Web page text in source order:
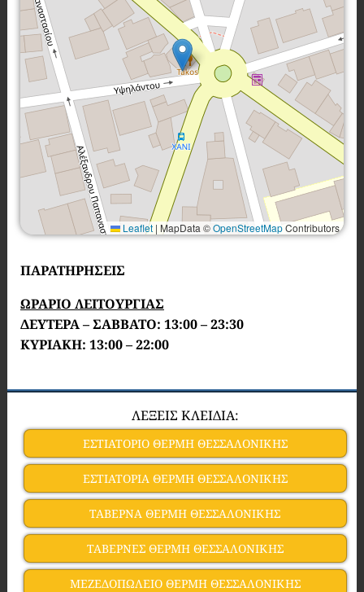
Leaflet | MapData ©OpenStreetMapContributors
ΠΑΡΑΤΗΡΗΣΕΙΣ
ΩΡΑΡΙΟ ΛΕΙΤΟΥΡΓΙΑΣ
ΔΕΥΤΕΡΑ – ΣΑΒΒΑΤΟ: 13:00 – 23:30
ΚΥΡΙΑΚΗ: 13:00 – 22:00
ΛΕΞΕΙΣ ΚΛΕΙΔΙΑ:
ΕΣΤΙΑΤΟΡΙΟ ΘΕΡΜΗ ΘΕΣΣΑΛΟΝΙΚΗΣ
ΕΣΤΙΑΤΟΡΙΑ ΘΕΡΜΗ ΘΕΣΣΑΛΟΝΙΚΗΣ
ΤΑΒΕΡΝΑ ΘΕΡΜΗ ΘΕΣΣΑΛΟΝΙΚΗΣ
ΤΑΒΕΡΝΕΣ ΘΕΡΜΗ ΘΕΣΣΑΛΟΝΙΚΗΣ
ΜΕΖΕΔΟΠΩΛΕΙΟ ΘΕΡΜΗ ΘΕΣΣΑΛΟΝΙΚΗΣ